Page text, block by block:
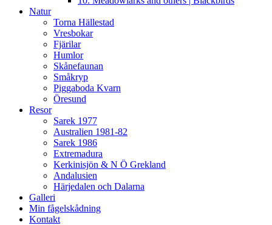
Natur
Torna Hällestad
Vresbokar
Fjärilar
Humlor
Skånefaunan
Småkryp
Piggaboda Kvarn
Öresund
Resor
Sarek 1977
Australien 1981-82
Sarek 1986
Extremadura
Kerkinisjön & N Ö Grekland
Andalusien
Härjedalen och Dalarna
Galleri
Min fågelskådning
Kontakt